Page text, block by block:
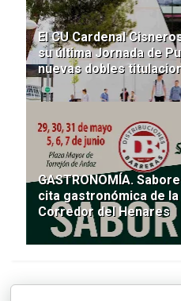
El CU Cardenal
su última Jornada de
nuevas dobles
GASTRONOMÍA.
cita gastronómica de
Corredor del Henares